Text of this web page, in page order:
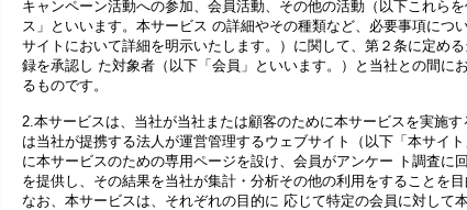
キャンペーン活動への参加、会員活動、その他の活動（以下これら
ス」といいます。本サービス の詳細やその種類など、必要事項につ
サイトにおいて詳細を明示いたします。）に関して、第２条に定め
録を承認し た対象者（以下「会員」といいます。）と当社との間に
るものです。
2.本サービスは、当社が当社または顧客のために本サービスを実施
は当社が提携する法人が運営管理するウェブサイト（以下「本サイ
に本サービスのための専用ページを設け、会員がアンケー ト調査に
を提供し、その結果を当社が集計・分析その他の利用をすることを目
なお、本サービスは、それぞれの目的に 応じて特定の会員に対して